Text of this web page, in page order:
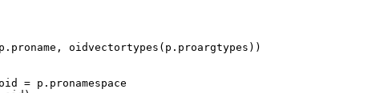
p.proname, oidvectortypes(p.proargtypes))
= p.pronamespace